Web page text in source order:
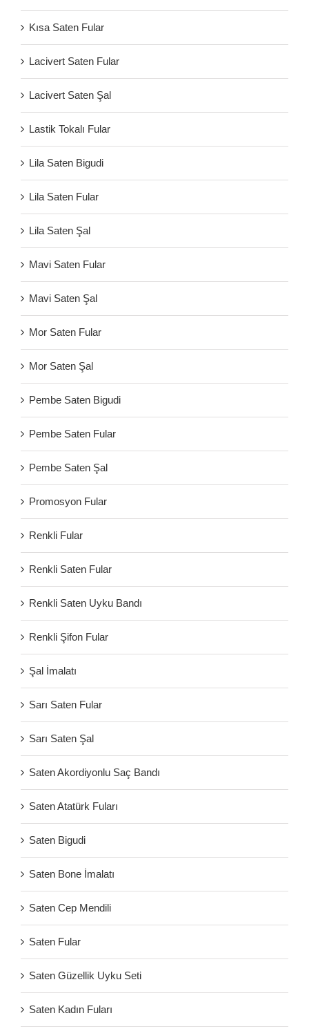
Kısa Saten Fular
Lacivert Saten Fular
Lacivert Saten Şal
Lastik Tokalı Fular
Lila Saten Bigudi
Lila Saten Fular
Lila Saten Şal
Mavi Saten Fular
Mavi Saten Şal
Mor Saten Fular
Mor Saten Şal
Pembe Saten Bigudi
Pembe Saten Fular
Pembe Saten Şal
Promosyon Fular
Renkli Fular
Renkli Saten Fular
Renkli Saten Uyku Bandı
Renkli Şifon Fular
Şal İmalatı
Sarı Saten Fular
Sarı Saten Şal
Saten Akordiyonlu Saç Bandı
Saten Atatürk Fuları
Saten Bigudi
Saten Bone İmalatı
Saten Cep Mendili
Saten Fular
Saten Güzellik Uyku Seti
Saten Kadın Fuları